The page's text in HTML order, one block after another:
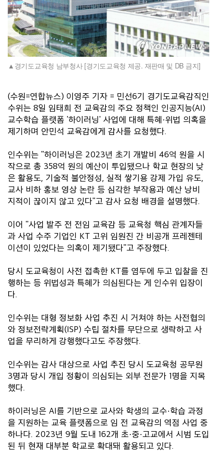
경기도교육청 남부청사 [경기도교육청 제공. 재판매 및 DB 금지]
(수원=연합뉴스) 이영주 기자 = 민선6기 경기도교육감직인
수위는 8일 임태희 전 교육감의 주요 정책인 인공지능(AI)
교수학습 플랫폼 '하이러닝' 사업에 대해 특혜·위법 의혹을
제기하며 안민석 교육감에게 감사를 요청했다.
인수위는 "하이러닝은 2023년 초기 개발비 46억 원을 시
작으로 총 358억 원의 예산이 투입됐으나 학교 현장의 낮
은 활용도, 기술적 불안정성, 실적 쌓기용 강제 가입 유도,
교사 비하 홍보 영상 논란 등 심각한 부작용과 예산 낭비
지적이 끊이지 않고 있다"고 감사 요청 배경을 설명했다.
이어 "사업 발주 전 전임 교육감 등 교육청 핵심 관계자들
과 사업 수주 기업인 KT 고위 임원진 간 비공개 프레젠테
이션이 있었다는 의혹이 제기됐다"고 주장했다.
당시 도교육청이 사전 접촉한 KT를 염두에 두고 입찰을 진
행하는 등 위법성과 특혜가 의심된다는 게 인수위 입장이
다.
인수위는 대형 정보화 사업 추진 시 거쳐야 하는 사전협의
와 정보전략계획(ISP) 수립 절차를 무단으로 생략하고 사
업을 무리하게 강행했다고도 주장했다.
인수위는 감사 대상으로 사업 추진 당시 도교육청 공무원
3명과 당시 개입 정황이 의심되는 외부 전문가 1명을 지목
했다.
하이러닝은 AI를 기반으로 교사와 학생의 교수·학습 과정
을 지원하는 교육 플랫폼으로 임 전 교육감의 역점 사업 중
하나다. 2023년 9월 도내 162개 초·중·고교에서 시범 도입
된 뒤 현재 대부분 학교로 확대돼 활용되고 있다.